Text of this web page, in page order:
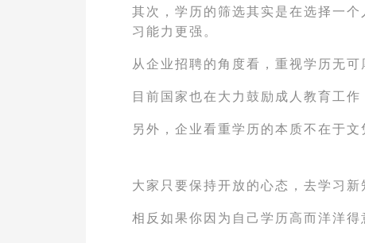
其次，学历的筛选其实是在选择一
习能力更强。
从企业招聘的角度看，重视学历无
目前国家也在大力鼓励成人教育工
另外，企业看重学历的本质不在于
大家只要保持开放的心态，去学习
相反如果你因为自己学历高而洋洋